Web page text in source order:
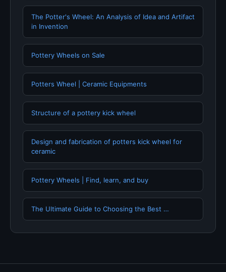
The Potter's Wheel: An Analysis of Idea and Artifact
in Invention
Pottery Wheels on Sale
Potters Wheel | Ceramic Equipments
Structure of a pottery kick wheel
Design and fabrication of potters kick wheel for
ceramic
Pottery Wheels | Find, learn, and buy
The Ultimate Guide to Choosing the Best …